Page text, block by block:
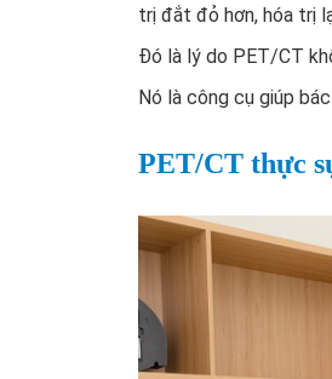
trị đắt đỏ hơn, hóa trị
Đó là lý do PET/CT
Nó là công cụ giúp
PET/CT thực